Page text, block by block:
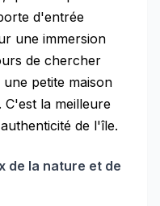
d'entrée
une immersion
de chercher
une petite maison
la meilleure
de l'île.
de la nature et de